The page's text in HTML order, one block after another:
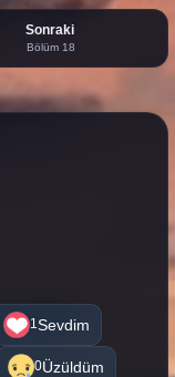
Sonraki
Bölüm 18
1Sevdim
0Üzüldüm